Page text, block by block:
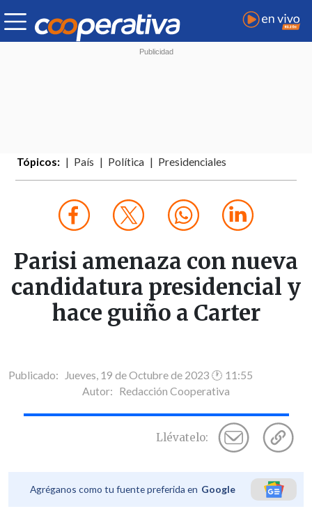
Tópicos: País Política Presidenciales
Parisi amenaza con nueva
candidatura presidencial y
hace guiño a Carter
Publicado: Jueves, 19 de Octubre de 2023 🕐 11:55
Autor: Redacción Cooperativa
Llévatelo:
Agréganos como tu fuente preferida en Google